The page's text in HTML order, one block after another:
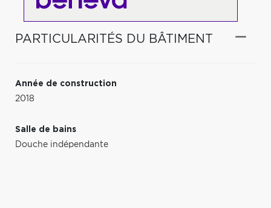
PARTICULARITÉS DU BÂTIMENT
Année de construction
2018
Salle de bains
Douche indépendante